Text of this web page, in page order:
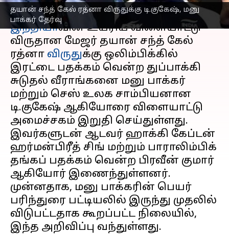
தயான் சந்த் கேல் ரத்னா விருதுக்கு டி.குகேஷ், மனு
பாக்கர் தேர்வு
செய்தி முன்னோட்டம்
இந்தியாவின் உயரிய விளையாட்டு
விருதான மேஜர் தயான் சந்த் கேல்
ரத்னா விருதுக்கு ஒலிம்பிக்கில்
இரட்டை பதக்கம் வென்ற துப்பாக்கி
சுடுதல் வீராங்கனை மனு பாக்கர்
மற்றும் செஸ் உலக சாம்பியனான
டி.குகேஷ் ஆகியோரை விளையாட்டு
அமைச்சகம் இறுதி செய்துள்ளது.
இவர்களுடன் ஆடவர் ஹாக்கி கேப்டன்
ஹர்மன்பிரீத் சிங் மற்றும் பாராலிம்பிக்
தங்கப் பதக்கம் வென்ற பிரவீன் குமார்
ஆகியோர் இணைந்துள்ளனர்.
முன்னதாக, மனு பாக்கரின் பெயர்
பரிந்துரை பட்டியலில் இருந்து முதலில்
விடுபட்டதாக கூறப்பட்ட நிலையில்,
இந்த அறிவிப்பு வந்துள்ளது.